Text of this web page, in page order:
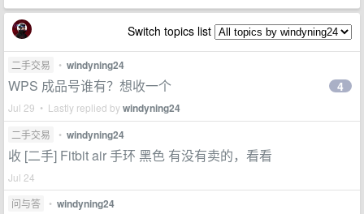
Switch topics list
二手交易 • windyning24
WPS 成品号谁有？想收一个
Jul 29 • Lastly replied bywindyning24
4
二手交易 • windyning24
收 [二手] Fitbit air 手环 黑色 有没有卖的，看看
Jul 24
问与答
• windyning24